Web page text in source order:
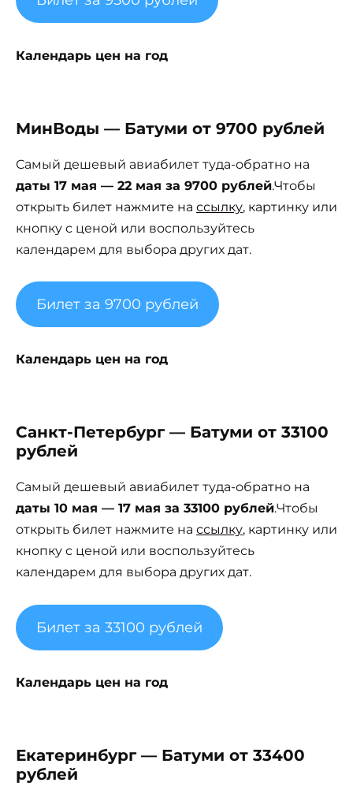
Календарь цен на год
МинВоды — Батуми от 9700 рублей
Самый дешевый авиабилет туда-обратно на
даты 17 мая — 22 мая за 9700 рублей.Чтобы
открыть билет нажмите на ссылку, картинку или
кнопку с ценой или воспользуйтесь
календарем для выбора других дат.
Билет за 9700 рублей
Календарь цен на год
Санкт-Петербург — Батуми от 33100
рублей
Самый дешевый авиабилет туда-обратно на
даты 10 мая — 17 мая за 33100 рублей.Чтобы
открыть билет нажмите на ссылку, картинку или
кнопку с ценой или воспользуйтесь
календарем для выбора других дат.
Билет за 33100 рублей
Календарь цен на год
Екатеринбург — Батуми от 33400
рублей